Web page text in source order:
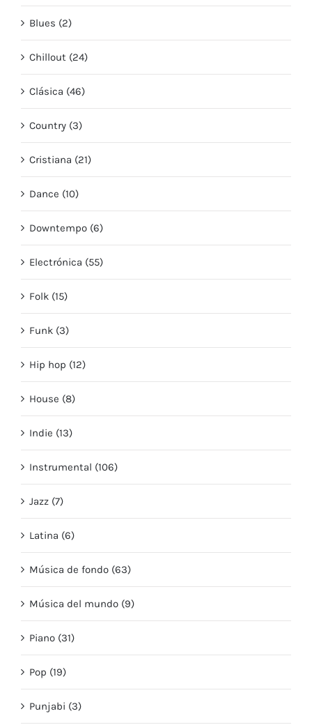
Blues (2)
Chillout (24)
Clásica (46)
Country (3)
Cristiana (21)
Dance (10)
Downtempo (6)
Electrónica (55)
Folk (15)
Funk (3)
Hip hop (12)
House (8)
Indie (13)
Instrumental (106)
Jazz (7)
Latina (6)
Música de fondo (63)
Música del mundo (9)
Piano (31)
Pop (19)
Punjabi (3)